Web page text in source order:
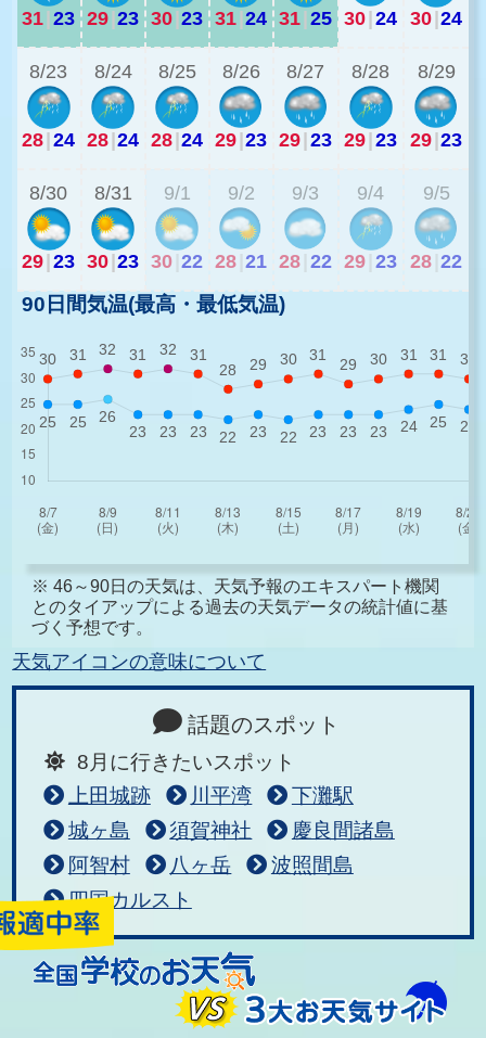
31|23 29|23 30|23 31|24 31|25 30|24 30|24
8/23
28|24
8/24
28|24
8/25
28|24
8/26
29|23
8/27
29|23
8/28
29|23
8/29
29|23
8/30
29|23
8/31
30|23
9/1
30 22
9/2
28 21
9/3
28 22
9/4
29 23
9/5
28 22
90日間気温(最高・最低気温)
※ 46～90日の天気は、天気予報のエキスパート機関
とのタイアップによる過去の天気データの統計値に基
づく予想です。
天気アイコンの意味について
話題のスポット
8月に行きたいスポット
上田城跡
川平湾
下灘駅
城ヶ島
須賀神社
慶良間諸島
阿智村
八ヶ岳
波照間島
四国カルスト